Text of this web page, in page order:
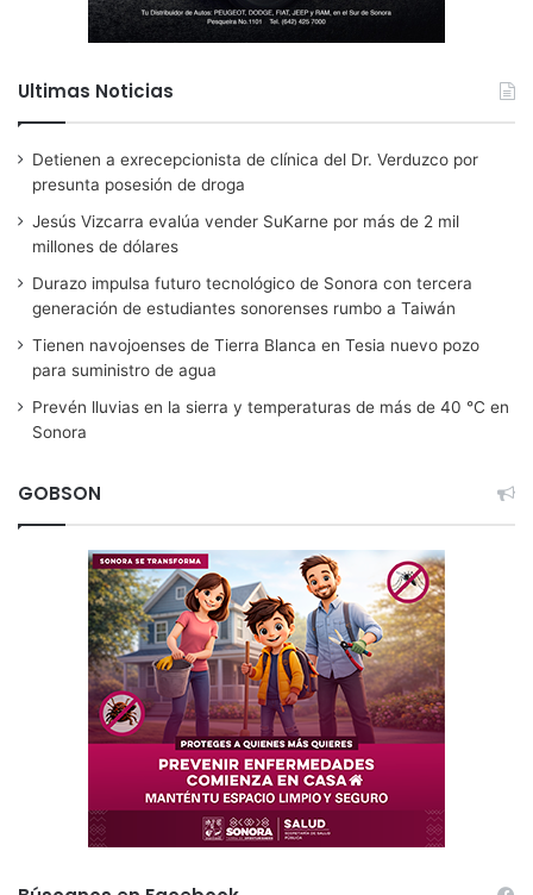
Ultimas Noticias
Detienen a exrecepcionista de clínica del Dr. Verduzco por
presunta posesión de droga
Jesús Vizcarra evalúa vender SuKarne por más de 2 mil
millones de dólares
Durazo impulsa futuro tecnológico de Sonora con tercera
generación de estudiantes sonorenses rumbo a Taiwán
Tienen navojoenses de Tierra Blanca en Tesia nuevo pozo
para suministro de agua
Prevén lluvias en la sierra y temperaturas de más de 40 °C en
Sonora
GOBSON